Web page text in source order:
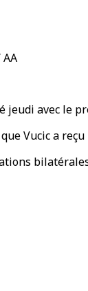
avec le
Vucic a